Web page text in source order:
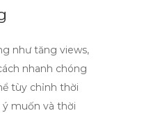
nhưtăng views,
nhanh chóng
tùy chỉnh thời
muốn và thời